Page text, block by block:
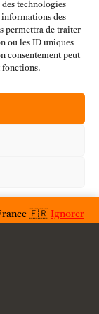
technologies
informations des
permettra de traiter
ou les ID uniques
consentement peut
fonctions.
France 🇫🇷 Ignorer